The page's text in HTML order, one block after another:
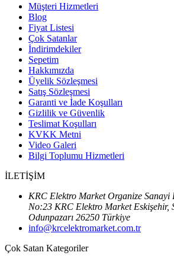
Müşteri Hizmetleri
Blog
Fiyat Listesi
Çok Satanlar
İndirimdekiler
Sepetim
Hakkımızda
Üyelik Sözleşmesi
Satış Sözleşmesi
Garanti ve İade Koşulları
Gizlilik ve Güvenlik
Teslimat Koşulları
KVKK Metni
Video Galeri
Bilgi Toplumu Hizmetleri
İLETİŞİM
KRC Elektro Market Organize Sanayi
No:23 KRC Elektro Market Eskişehir,
Odunpazarı 26250 Türkiye
info@krcelektromarket.com.tr
Çok Satan Kategoriler